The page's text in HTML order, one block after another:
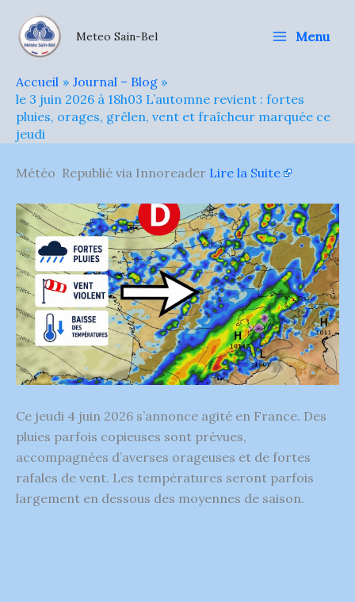
contenu
Meteo Sain-Bel Menu
Accueil
Journal – Blog
le 3 juin 2026 à 18h03 L’automne revient : fortes
pluies, orages, grêlen, vent et fraîcheur marquée ce
jeudi
Météo Republié via Innoreader Lire la Suite
Ce jeudi 4 juin 2026 s’annonce agité en France. Des
pluies parfois copieuses sont prévues,
accompagnées d’averses orageuses et de fortes
rafales de vent. Les températures seront parfois
largement en dessous des moyennes de saison.